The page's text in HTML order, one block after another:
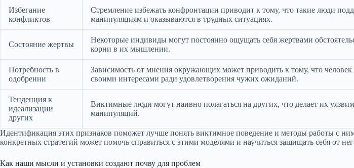
Избегание
конфликтов
Стремление избежать конфронтации приводит к тому, что такие люди
манипуляциям и оказываются в трудных ситуациях.
Состояние жертвы
Некоторые индивиды могут постоянно ощущать себя жертвами
корни в их мышлении.
Потребность в
одобрении
Зависимость от мнения окружающих может приводить к тому, что человек
своими интересами ради удовлетворения чужих ожиданий.
Тенденция к
идеализации
других
Виктимные люди могут наивно полагаться на других, что делает их
манипуляций.
Идентификация этих признаков поможет лучше понять виктимное поведение и методы работы с
конкретных стратегий может помочь справиться с этими моделями и научиться защищать себя от
Как наши мысли и установки создают почву для проблем